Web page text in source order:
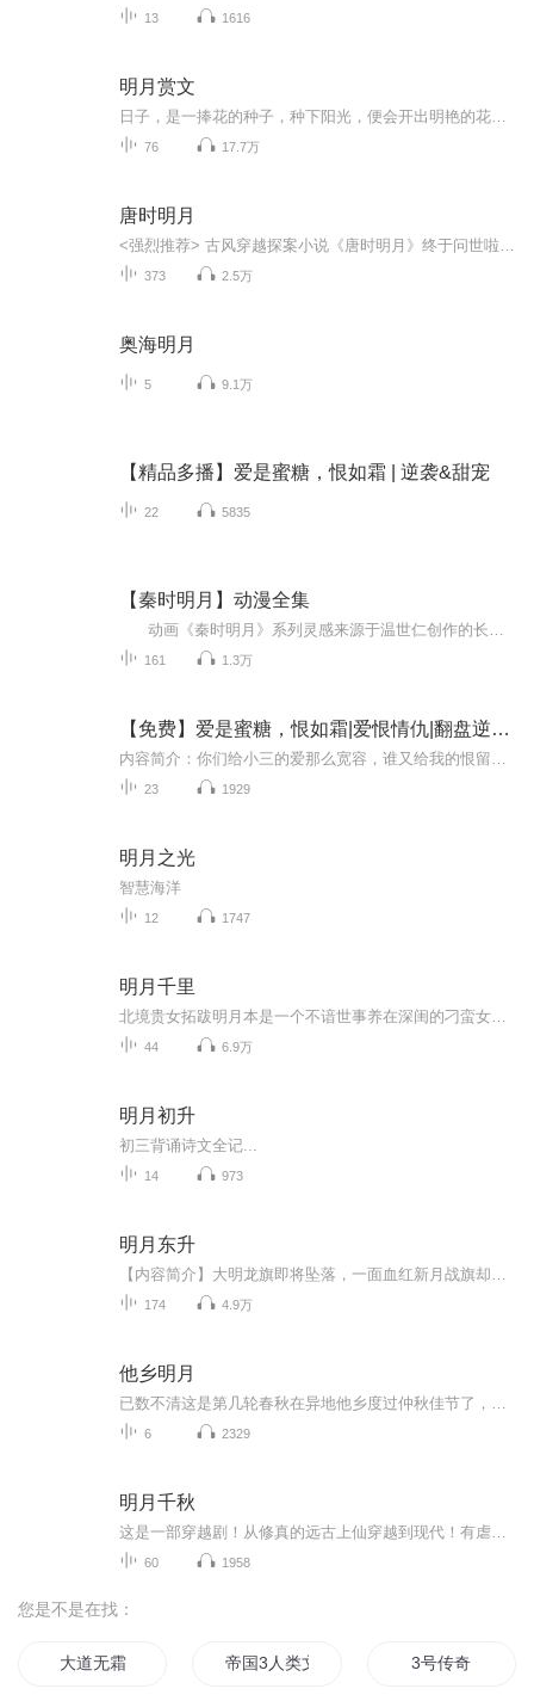
13 1616
明月赏文
76 17.7万
唐时明月
373 2.5万
奥海明月
5 9.1万
【精品多播】爱是蜜糖，恨如霜 | 逆袭&甜宠
22 5835
【秦时明月】动漫全集
161 1.3万
【免费】爱是蜜糖，恨如霜|爱恨情仇|翻盘逆袭|AI多播
23 1929
明月之光
智慧海洋
12 1747
明月千里
44 6.9万
明月初升
初三背诵诗文全记...
14 973
明月东升
174 4.9万
他乡明月
6 2329
明月千秋
60 1958
您是不是在找：
大道无霜 帝国3人类文明 3号传奇